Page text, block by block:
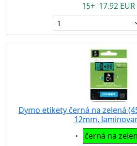
15+ 17.92 EUR
Dymo etikety černá na zelená
12mm,
Eigenschaft:
černá na